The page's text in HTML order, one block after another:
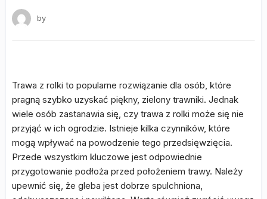
by
Trawa z rolki to popularne rozwiązanie dla osób, które
pragną szybko uzyskać piękny, zielony trawniki. Jednak
wiele osób zastanawia się, czy trawa z rolki może się nie
przyjąć w ich ogrodzie. Istnieje kilka czynników, które
mogą wpływać na powodzenie tego przedsięwzięcia.
Przede wszystkim kluczowe jest odpowiednie
przygotowanie podłoża przed położeniem trawy. Należy
upewnić się, że gleba jest dobrze spulchniona,